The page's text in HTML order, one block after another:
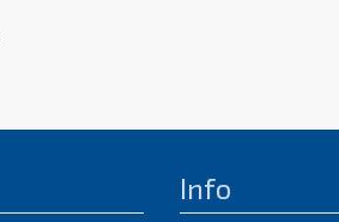
Info